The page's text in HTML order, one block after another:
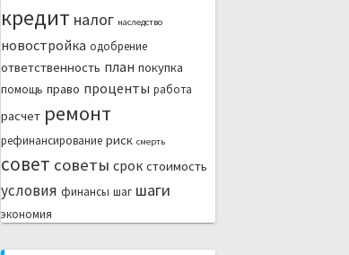
кредит налог наследство
новостройка одобрение
ответственность план покупка
помощь право проценты работа
расчет ремонт
рефинансирование риск смерть
совет советы срок стоимость
условия финансы шаг шаги
экономия